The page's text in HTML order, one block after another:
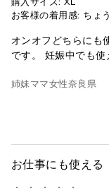
お客様の着用感: ちょ
オンオフどちらにも
です。 妊娠中でも使
姉妹ママ女性奈良県
お仕事にも使える